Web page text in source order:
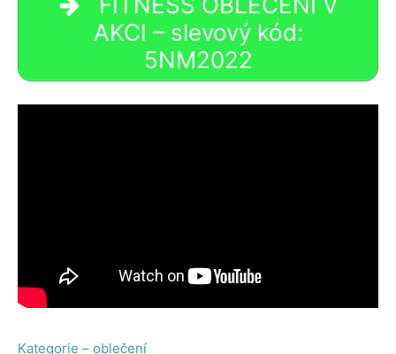
AKCI – slevový kód:
5NM2022
Kategorie – oblečení